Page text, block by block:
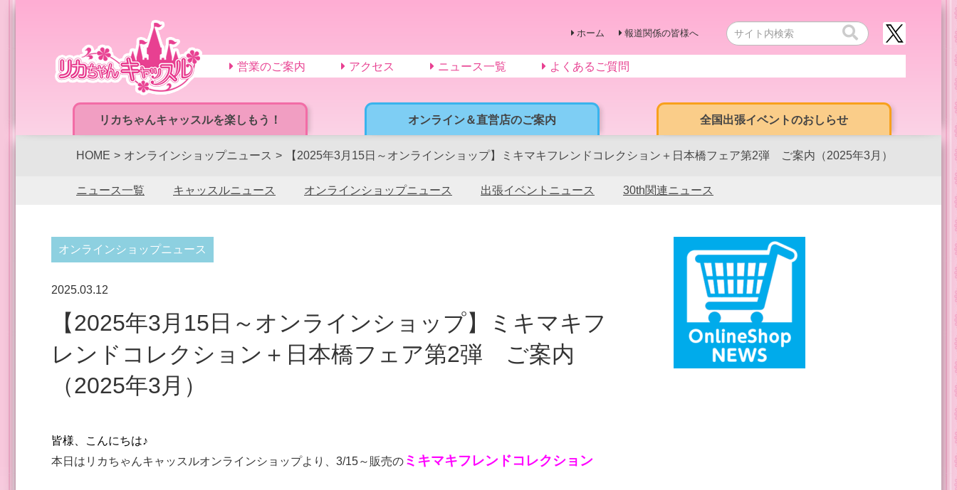
リカちゃんキャッスルを楽しもう！ オンライン＆直営店のご案内 全国出張イベントのおしらせ
ホーム 報道関係の皆様へ
営業のご案内 アクセス ニュース一覧 よくあるご質問
HOME オンラインショップニュース 【2025年3月15日～オンラインショップ】ミキマキフレンドコレクション＋日本橋フェア第2弾 ご案内（2025年3月）
ニュース一覧 キャッスルニュース オンラインショップニュース 出張イベントニュース 30th関連ニュース
オンラインショップニュース
2025.03.12
【2025年3月15日～オンラインショップ】ミキマキフ
レンドコレクション＋日本橋フェア第2弾 ご案内
（2025年3月）
皆様、こんにちは♪
本日はリカちゃんキャッスルオンラインショップより、3/15～販売の ミキマキフレンドコレクション